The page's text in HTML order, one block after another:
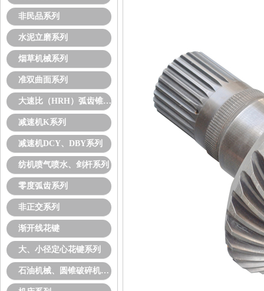
非民品系列
水泥立磨系列
烟草机械系列
准双曲面系列
大速比（HRH）弧齿锥齿轮
减速机K系列
减速机DCY、DBY系列
纺机喷气喷水、剑杆系列
零度弧齿系列
非正交系列
渐开线花键
大、小径定心花键系列
石油机械、圆锥破碎机系列